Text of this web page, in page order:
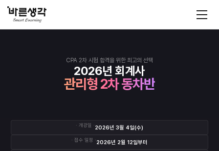
바
른
모
일
CPA 2차 시험 합격을 위한 최고의 선택
2026년 회계사
관리형 2차 동차반
· 개강일 ·2026년 3월 4일(수)
· 접수 일정 ·2026년 2월 12일부터